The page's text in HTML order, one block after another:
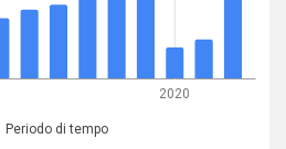
2020
Periodo di tempo